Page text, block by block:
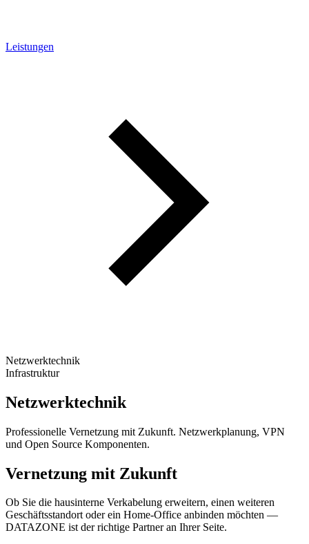
Leistungen
Netzwerktechnik
Infrastruktur
Netzwerktechnik
Professionelle Vernetzung mit Zukunft. Netzwerkplanung, VPN
und Open Source Komponenten.
Vernetzung mit Zukunft
Ob Sie die hausinterne Verkabelung erweitern, einen weiteren
Geschäftsstandort oder ein Home-Office anbinden möchten —
DATAZONE ist der richtige Partner an Ihrer Seite.